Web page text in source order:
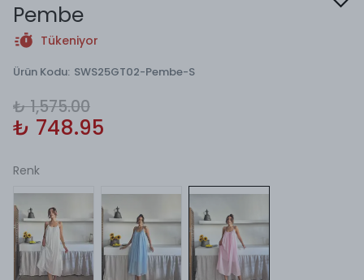
Pembe
Tükeniyor
Ürün Kodu: SWS25GT02-Pembe-S
₺ 1,575.00
₺ 748.95
Renk